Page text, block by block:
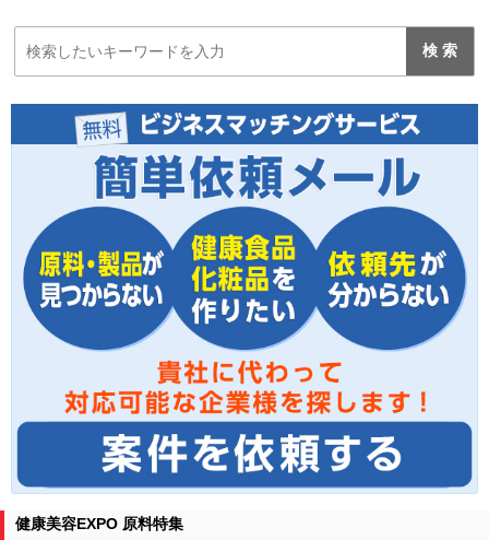
健康美容EXPO 原料特集